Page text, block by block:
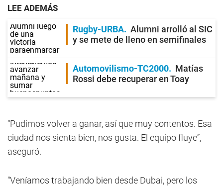
LEE ADEMÁS
Rugby-URBA
Alumni arrolló al SIC
y se mete de lleno en semifinales
Automovilismo-TC2000
Matías
Rossi debe recuperar en Toay
“Pudimos volver a ganar, así que muy contentos. Esa
ciudad nos sienta bien, nos gusta. El equipo fluye”,
aseguró.
“Veníamos trabajando bien desde Dubai, pero los